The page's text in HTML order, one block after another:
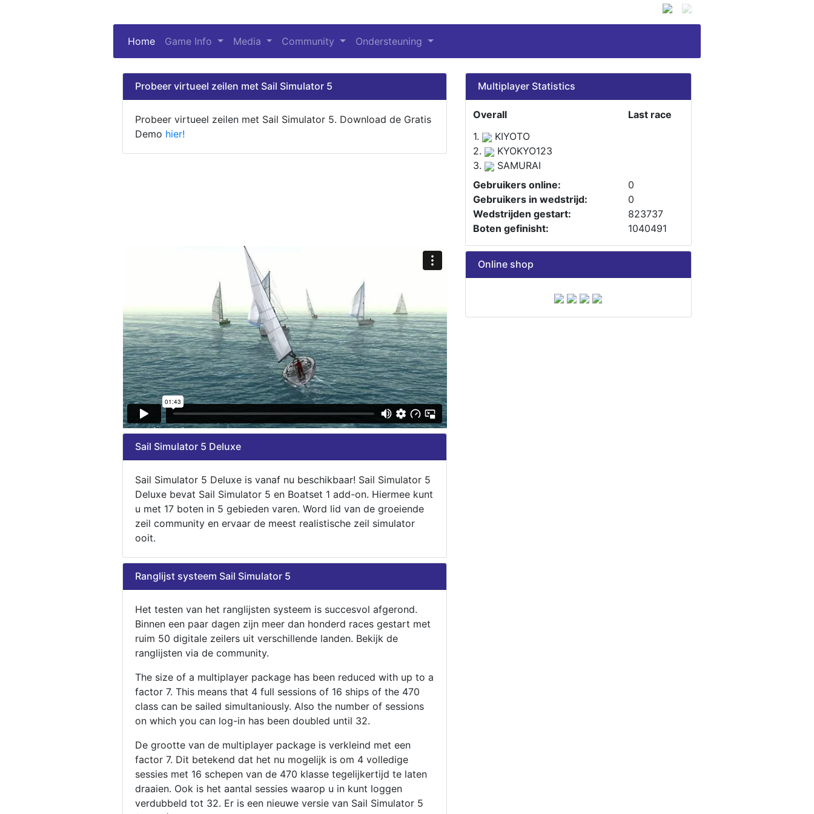
Home (current)
Game Info Media Community Ondersteuning
Probeer virtueel zeilen met Sail Simulator 5
Probeer virtueel zeilen met Sail Simulator 5. Download de Gratis
Demo hier!
Multiplayer Statistics
Overall
Last race
1.
KIYOTO
2.
KYOKYO123
3.
SAMURAI
Gebruikers online:
0
Gebruikers in wedstrijd:
0
Wedstrijden gestart:
823737
Boten gefinisht:
1040491
Sail Simulator 5 Deluxe
Sail Simulator 5 Deluxe is vanaf nu beschikbaar! Sail Simulator 5
Deluxe bevat Sail Simulator 5 en Boatset 1 add-on. Hiermee kunt
u met 17 boten in 5 gebieden varen. Word lid van de groeiende
zeil community en ervaar de meest realistische zeil simulator
ooit.
Ranglijst systeem Sail Simulator 5
Het testen van het ranglijsten systeem is succesvol afgerond.
Binnen een paar dagen zijn meer dan honderd races gestart met
ruim 50 digitale zeilers uit verschillende landen. Bekijk de
ranglijsten via de community.
The size of a multiplayer package has been reduced with up to a
factor 7. This means that 4 full sessions of 16 ships of the 470
class can be sailed simultaniously. Also the number of sessions
on which you can log-in has been doubled until 32.
De grootte van de multiplayer package is verkleind met een
factor 7. Dit betekend dat het nu mogelijk is om 4 volledige
sessies met 16 schepen van de 470 klasse tegelijkertijd te laten
draaien. Ook is het aantal sessies waarop u in kunt loggen
verdubbeld tot 32. Er is een nieuwe versie van Sail Simulator 5
Online shop